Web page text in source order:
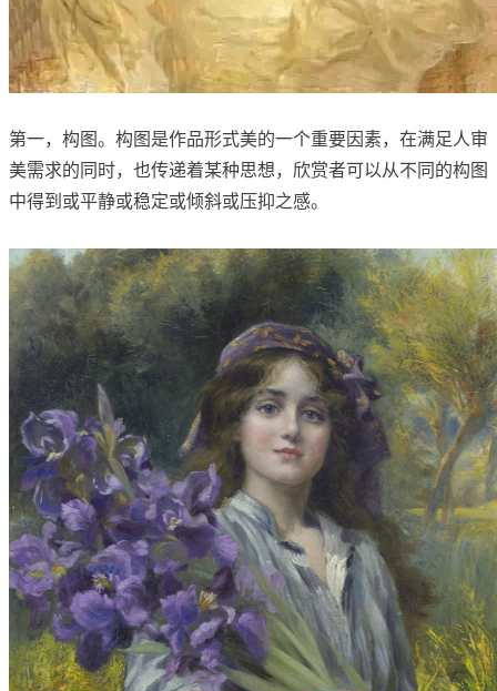
第一，构图。构图是作品形式美的一个重要因素，在满足人审
美需求的同时，也传递着某种思想，欣赏者可以从不同的构图
中得到或平静或稳定或倾斜或压抑之感。